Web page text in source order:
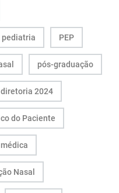
pediatria PEP
pós-graduação
diretoria 2024
do Paciente
Nasal